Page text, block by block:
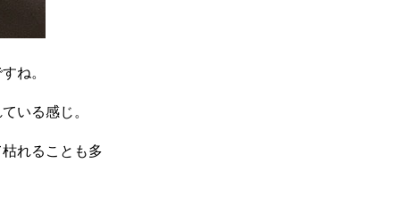
ね。
いる感じ。
れることも多